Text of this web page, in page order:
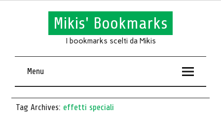
Mikis' Bookmarks
I bookmarks scelti da Mikis
Menu
Tag Archives: effetti speciali